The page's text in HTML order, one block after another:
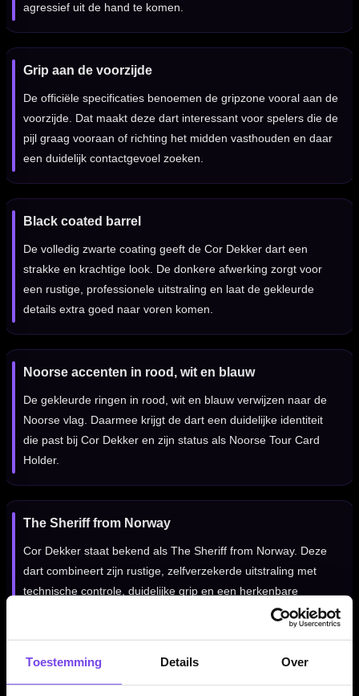
Toestemming Details Over
agressief uit de hand te komen.
Grip aan de voorzijde
De officiële specificaties benoemen de gripzone vooral aan de
voorzijde. Dat maakt deze dart interessant voor spelers die de
pijl graag vooraan of richting het midden vasthouden en daar
een duidelijk contactgevoel zoeken.
Black coated barrel
De volledig zwarte coating geeft de Cor Dekker dart een
strakke en krachtige look. De donkere afwerking zorgt voor
een rustige, professionele uitstraling en laat de gekleurde
details extra goed naar voren komen.
Noorse accenten in rood, wit en blauw
De gekleurde ringen in rood, wit en blauw verwijzen naar de
Noorse vlag. Daarmee krijgt de dart een duidelijke identiteit
die past bij Cor Dekker en zijn status als Noorse Tour Card
Holder.
The Sheriff from Norway
Cor Dekker staat bekend als The Sheriff from Norway. Deze
dart combineert zijn rustige, zelfverzekerde uitstraling met
technische controle, duidelijke grip en een herkenbare